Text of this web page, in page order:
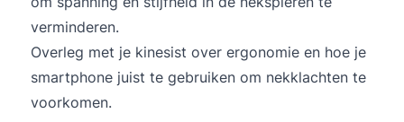
verminderen.
Overleg met je kinesist over ergonomie en hoe je
smartphone juist te gebruiken om nekklachten te
voorkomen.